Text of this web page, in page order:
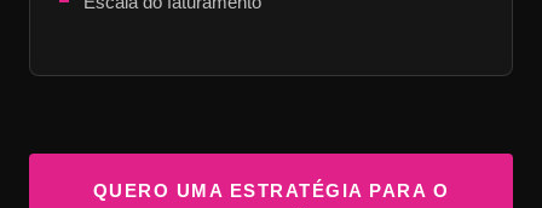
QUERO UMA ESTRATÉGIA PARA O